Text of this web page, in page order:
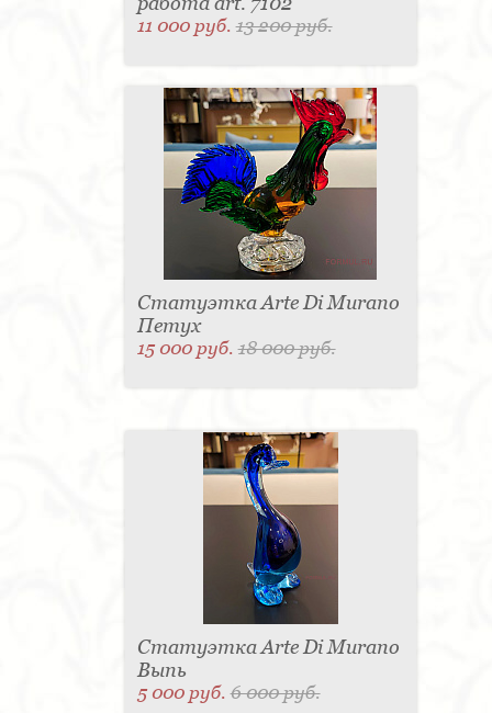
11 000 руб.13 200 руб.
Статуэтка Arte Di Murano
Петух
15 000 руб.18 000 руб.
Статуэтка Arte Di Murano
Выпь
5 000 руб.6 000 руб.